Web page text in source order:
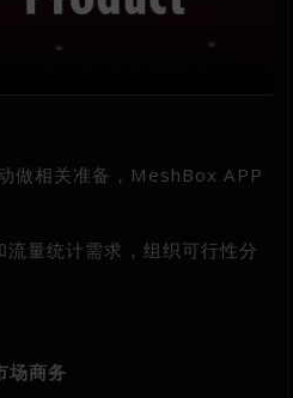
做相关准备，MeshBox APP
量统计需求，组织可行性分
场商务